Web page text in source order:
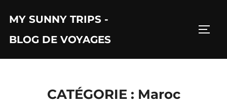
contenu
MY SUNNY TRIPS -
BLOG DE VOYAGES
CATÉGORIE : Maroc